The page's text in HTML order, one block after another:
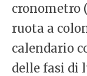
cronometro
ruota a
calendario
delle fasi di